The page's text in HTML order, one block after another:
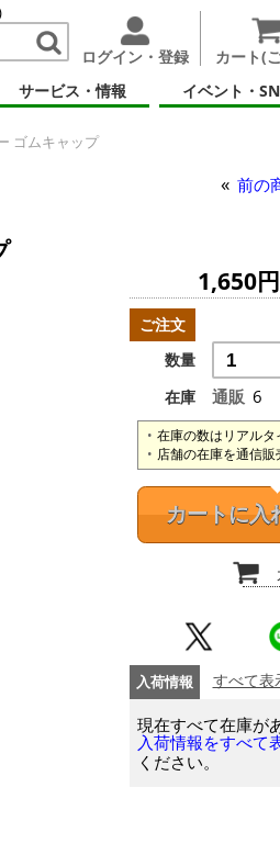
ログイン・登録 カート(
サービス・情報 イベント・
ゴムキャップ
前の
1,650円
ご注文
数量
在庫
通販 6
在庫の数はリアルタ
店舗の在庫を通信販
カートに入
入荷情報 すべて表
現在すべて在庫が
入荷情報をすべて
ください。